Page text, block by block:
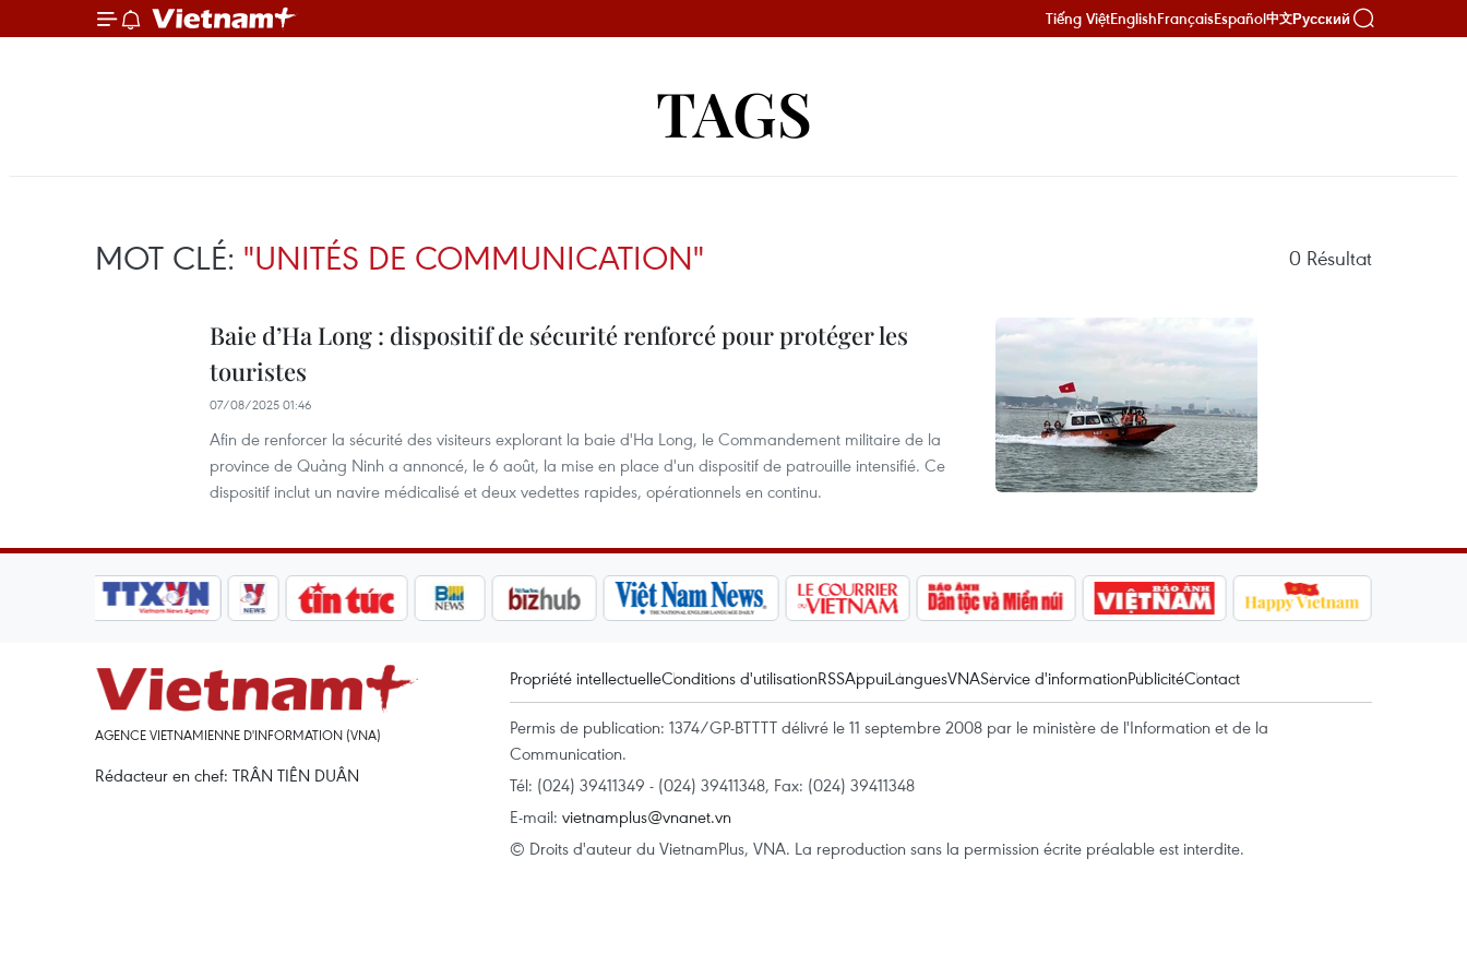
Tiếng ViệtEnglishFrançaisEspañol中文Русский
TAGS
MOT CLÉ: "UNITÉS DE COMMUNICATION" 0 Résultat
Baie d’Ha Long : dispositif de sécurité renforcé pour protéger les
touristes
07/08/2025 01:46
Afin de renforcer la sécurité des visiteurs explorant la baie d'Ha Long, le Commandement militaire de la
province de Quảng Ninh a annoncé, le 6 août, la mise en place d'un dispositif de patrouille intensifié. Ce
dispositif inclut un navire médicalisé et deux vedettes rapides, opérationnels en continu.
AGENCE VIETNAMIENNE D'INFORMATION (VNA)
Rédacteur en chef: TRÂN TIÊN DUÂN
Propriété intellectuelleConditions d'utilisationRSSAppuiLanguesVNAService d'informationPublicitéContact
Permis de publication: 1374/GP-BTTTT délivré le 11 septembre 2008 par le ministère de l'Information et de la
Communication.
Tél: (024) 39411349 - (024) 39411348, Fax: (024) 39411348
E-mail: vietnamplus@vnanet.vn
© Droits d'auteur du VietnamPlus, VNA. La reproduction sans la permission écrite préalable est interdite.